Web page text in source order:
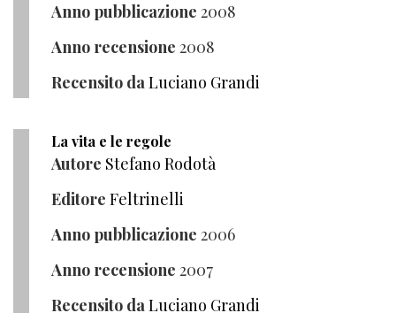
Anno pubblicazione 2008
Anno recensione 2008
Recensito daLuciano Grandi
La vita e le regole
Autore Stefano Rodotà
Editore Feltrinelli
Anno pubblicazione 2006
Anno recensione 2007
Recensito daLuciano Grandi